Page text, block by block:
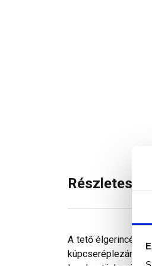
Részletes
A tető